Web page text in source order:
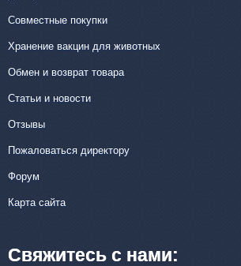
Совместные покупки
Хранение вакцин для животных
Обмен и возврат товара
Статьи и новости
Отзывы
Пожаловаться директору
Форум
Карта сайта
Свяжитесь с нами: